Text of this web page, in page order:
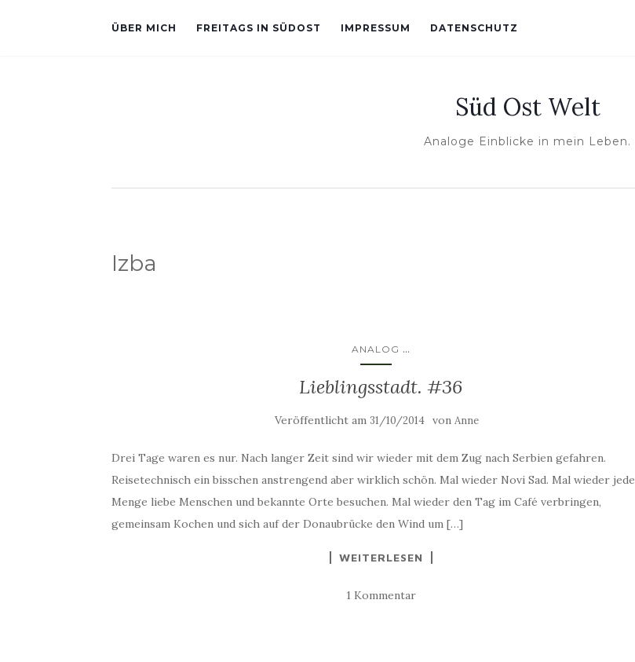
ÜBER MICH FREITAGS IN SÜDOST IMPRESSUM DATENSCHUTZ
Süd Ost Welt
Analoge Einblicke in mein Leben.
Izba
ANALOG ...
Lieblingsstadt. #36
Veröffentlicht am 31/10/2014 vonAnne
Drei Tage waren es nur. Nach langer Zeit sind wir wieder mit dem Zug nach Serbien gefahren.
Reisetechnisch ein bisschen anstrengend aber wirklich schön. Mal wieder Novi Sad. Mal wieder jede
Menge liebe Menschen und bekannte Orte besuchen. Mal wieder den Tag im Café verbringen,
gemeinsam Kochen und sich auf der Donaubrücke den Wind um […]
WEITERLESEN
1 Kommentar